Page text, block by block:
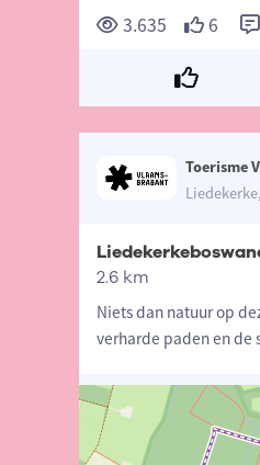
3.635 6
Toerisme
2.6 km
Niets dan natuur op
verharde paden en